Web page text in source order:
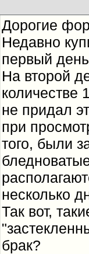
Дорогие
Недавно
первый
На второй
количестве
не придал
при
того, были
несколько
Так вот,
брак?